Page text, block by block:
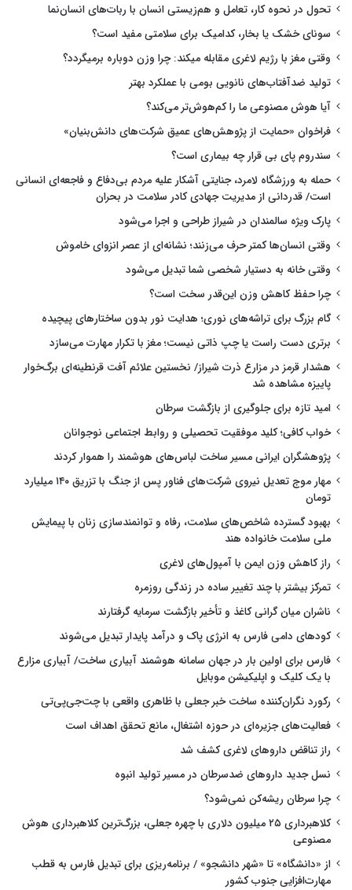
تحول در نحوه کار، تعامل و هم‌زیستی انسان با ربات‌های انسان‌نما
سونای خشک یا بخار، کدامیک برای سلامتی مفید است؟
وقتی مغز با رژیم لاغری مقابله میکند: چرا وزن دوباره برمیگردد؟
تولید ضدآفتاب‌های نانویی بومی با عملکرد بهتر
آیا هوش مصنوعی ما را کم‌هوش‌تر می‌کند؟
فراخوان «حمایت از پژوهش‌های عمیق شرکت‌های دانش‌بنیان»
سندروم پای بی قرار چه بیماری است؟
حمله به ورزشگاه لامرد، جنایتی آشکار علیه مردم بی‌دفاع و فاجعه‌ای انسانی
است/ قدردانی از مدیریت جهادی کادر سلامت در بحران
پارک ویژه سالمندان در شیراز طراحی و اجرا می‌شود
وقتی انسان‌ها کمتر حرف می‌زنند؛ نشانه‌ای از عصر انزوای خاموش
وقتی خانه به دستیار شخصی شما تبدیل می‌شود
چرا حفظ کاهش وزن این‌قدر سخت است؟
گام بزرگ برای تراشه‌های نوری؛ هدایت نور بدون ساختارهای پیچیده
برتری دست راست یا چپ ذاتی نیست؛ مغز با تکرار مهارت می‌سازد
هشدار قرمز در مزارع ذرت شیراز/ نخستین علائم آفت قرنطینه‌ای برگ‌خوار
پاییزه مشاهده شد
امید تازه برای جلوگیری از بازگشت سرطان
خواب کافی؛ کلید موفقیت تحصیلی و روابط اجتماعی نوجوانان
پژوهشگران ایرانی مسیر ساخت لباس‌های هوشمند را هموار کردند
مهار موج تعدیل نیروی شرکت‌های فناور پس از جنگ با تزریق ۱۴۰ میلیارد
تومان
بهبود گسترده شاخص‌های سلامت، رفاه و توانمندسازی زنان با پیمایش
ملی سلامت خانواده هند
راز کاهش وزن ایمن با آمپول‌های لاغری
تمرکز بیشتر با چند تغییر ساده در زندگی روزمره
ناشران میان گرانی کاغذ و تأخیر بازگشت سرمایه گرفتارند
کودهای دامی فارس به انرژی پاک و درآمد پایدار تبدیل می‌شوند
فارس برای اولین بار در جهان سامانه هوشمند آبیاری ساخت/ آبیاری مزارع
با یک کلیک و اپلیکیشن موبایل
رکورد نگران‌کننده ساخت خبر جعلی با ظاهری واقعی با چت‌جی‌پی‌تی
فعالیت‌های جزیره‌ای در حوزه اشتغال، مانع تحقق اهداف است
راز تناقض داروهای لاغری کشف شد
نسل جدید داروهای ضدسرطان در مسیر تولید انبوه
چرا سرطان ریشه‌کن نمی‌شود؟
کلاهبرداری ۲۵ میلیون دلاری با چهره جعلی، بزرگ‌ترین کلاهبرداری هوش
مصنوعی
از «دانشگاه» تا «شهر دانشجو» / برنامه‌ریزی برای تبدیل فارس به قطب
مهارت‌افزایی جنوب کشور